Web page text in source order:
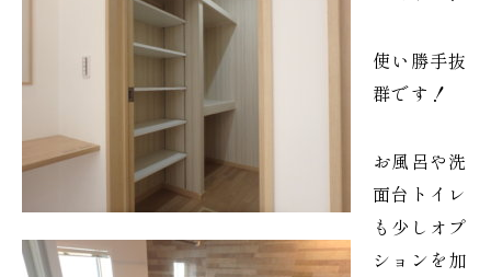
使い勝手抜
群です！
お風呂や洗
面台トイレ
も少しオプ
ションを加